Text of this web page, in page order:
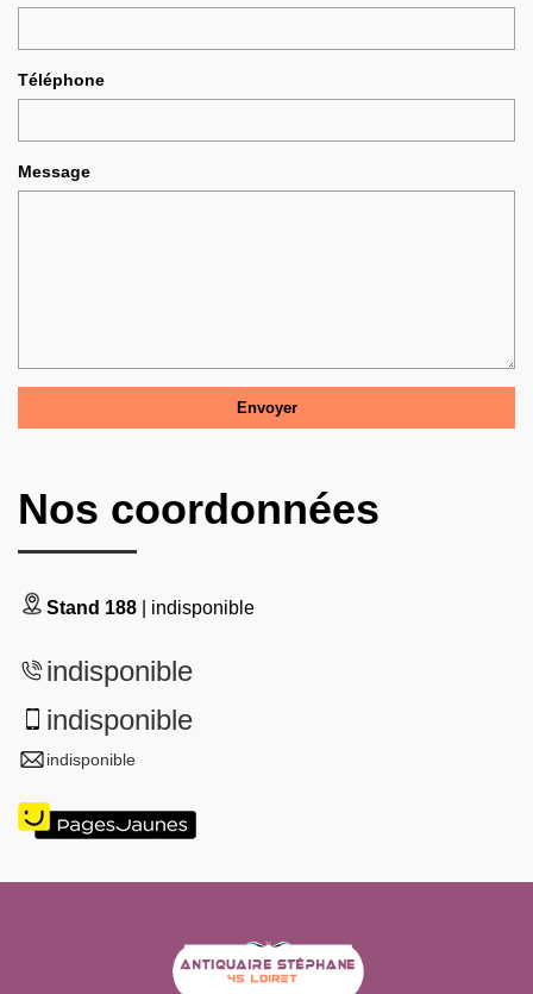
Téléphone
Message
Nos coordonnées
Stand 188 | indisponible
indisponible
indisponible
indisponible